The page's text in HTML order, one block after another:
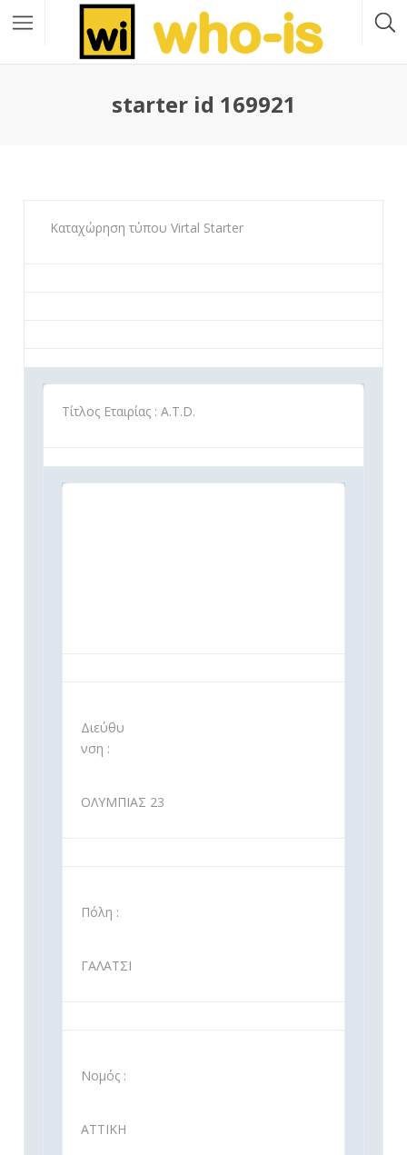
starter id 169921
Καταχώρηση τύπου Virtal Starter
Τίτλος Εταιρίας : A.T.D.
Διεύθυ
νση :
ΟΛΥΜΠΙΑΣ 23
Πόλη :
ΓΑΛΑΤΣΙ
Νομός :
ΑΤΤΙΚΗ